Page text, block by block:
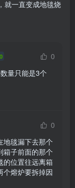
就一直变成地毯烧
0
量只能是3个
0
地毯漏下去那个
箱子前面的那个
的位置往远离箱
个熔炉要拆掉因